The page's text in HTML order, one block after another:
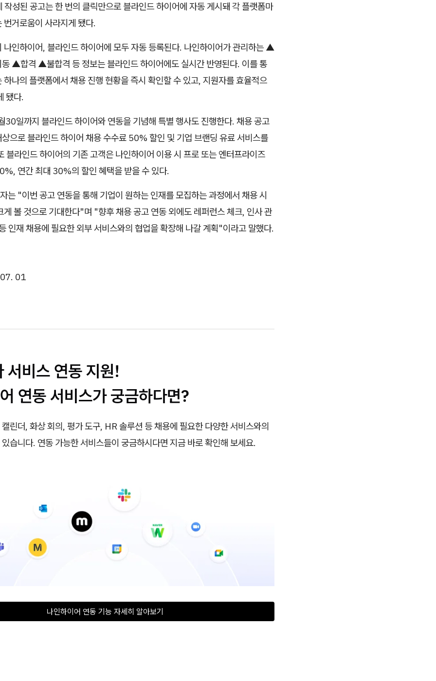
작성된 공고는 한 번의 클릭만으로 블라인드 하이어에 자동 게시돼 각 플랫폼마
번거로움이 사라지게 됐다.
나인하이어, 블라인드 하이어에 모두 자동 등록된다. 나인하이어가 관리하는 ▲
동 ▲합격 ▲불합격 등 정보는 블라인드 하이어에도 실시간 반영된다. 이를 통
하나의 플랫폼에서 채용 진행 현황을 즉시 확인할 수 있고, 지원자를 효율적으
됐다.
30일까지 블라인드 하이어와 연동을 기념해 특별 행사도 진행한다. 채용 공고
으로 블라인드 하이어 채용 수수료 50% 할인 및 기업 브랜딩 유료 서비스를
블라인드 하이어의 기존 고객은 나인하이어 이용 시 프로 또는 엔터프라이즈
연간 최대 30%의 할인 혜택을 받을 수 있다.
는 "이번 공고 연동을 통해 기업이 원하는 인재를 모집하는 과정에서 채용 시
게 볼 것으로 기대한다"며 "향후 채용 공고 연동 외에도 레퍼런스 체크, 인사 관
인재 채용에 필요한 외부 서비스와의 협업을 확장해 나갈 계획"이라고 말했다.
01
서비스 연동 지원!
연동 서비스가 궁금하다면?
린더, 화상 회의, 평가 도구, HR 솔루션 등 채용에 필요한 다양한 서비스와의
습니다. 연동 가능한 서비스들이 궁금하시다면 지금 바로 확인해 보세요.
나인하이어 연동 기능 자세히 알아보기